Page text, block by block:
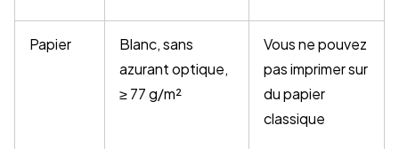
Papier
Blanc, sans
azurant optique,
≥ 77 g/m²
Vous ne pouvez
pas imprimer sur
du papier
classique